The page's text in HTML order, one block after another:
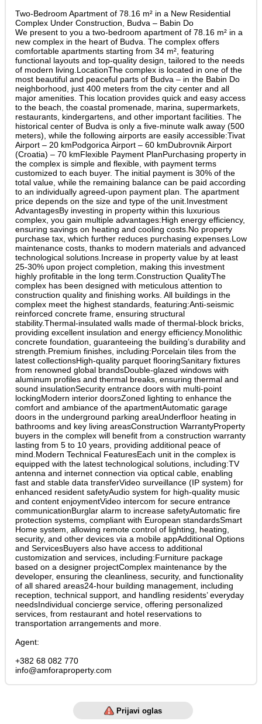
Two-Bedroom Apartment of 78.16 m² in a New Residential
Complex Under Construction, Budva – Babin Do
We present to you a two-bedroom apartment of 78.16 m² in a
new complex in the heart of Budva. The complex offers
comfortable apartments starting from 34 m², featuring
functional layouts and top-quality design, tailored to the needs
of modern living.LocationThe complex is located in one of the
most beautiful and peaceful parts of Budva – in the Babin Do
neighborhood, just 400 meters from the city center and all
major amenities. This location provides quick and easy access
to the beach, the coastal promenade, marina, supermarkets,
restaurants, kindergartens, and other important facilities. The
historical center of Budva is only a five-minute walk away (500
meters), while the following airports are easily accessible:Tivat
Airport – 20 kmPodgorica Airport – 60 kmDubrovnik Airport
(Croatia) – 70 kmFlexible Payment PlanPurchasing property in
the complex is simple and flexible, with payment terms
customized to each buyer. The initial payment is 30% of the
total value, while the remaining balance can be paid according
to an individually agreed-upon payment plan. The apartment
price depends on the size and type of the unit.Investment
AdvantagesBy investing in property within this luxurious
complex, you gain multiple advantages:High energy efficiency,
ensuring savings on heating and cooling costs.No property
purchase tax, which further reduces purchasing expenses.Low
maintenance costs, thanks to modern materials and advanced
technological solutions.Increase in property value by at least
25-30% upon project completion, making this investment
highly profitable in the long term.Construction QualityThe
complex has been designed with meticulous attention to
construction quality and finishing works. All buildings in the
complex meet the highest standards, featuring:Anti-seismic
reinforced concrete frame, ensuring structural
stability.Thermal-insulated walls made of thermal-block bricks,
providing excellent insulation and energy efficiency.Monolithic
concrete foundation, guaranteeing the building’s durability and
strength.Premium finishes, including:Porcelain tiles from the
latest collectionsHigh-quality parquet flooringSanitary fixtures
from renowned global brandsDouble-glazed windows with
aluminum profiles and thermal breaks, ensuring thermal and
sound insulationSecurity entrance doors with multi-point
lockingModern interior doorsZoned lighting to enhance the
comfort and ambiance of the apartmentAutomatic garage
doors in the underground parking areaUnderfloor heating in
bathrooms and key living areasConstruction WarrantyProperty
buyers in the complex will benefit from a construction warranty
lasting from 5 to 10 years, providing additional peace of
mind.Modern Technical FeaturesEach unit in the complex is
equipped with the latest technological solutions, including:TV
antenna and internet connection via optical cable, enabling
fast and stable data transferVideo surveillance (IP system) for
enhanced resident safetyAudio system for high-quality music
and content enjoymentVideo intercom for secure entrance
communicationBurglar alarm to increase safetyAutomatic fire
protection systems, compliant with European standardsSmart
Home system, allowing remote control of lighting, heating,
security, and other devices via a mobile appAdditional Options
and ServicesBuyers also have access to additional
customization and services, including:Furniture package
based on a designer projectComplex maintenance by the
developer, ensuring the cleanliness, security, and functionality
of all shared areas24-hour building management, including
reception, technical support, and handling residents’ everyday
needsIndividual concierge service, offering personalized
services, from restaurant and hotel reservations to
transportation arrangements and more.
Agent:
+382 68 082 770
info@amforaproperty.com
Prijavi oglas